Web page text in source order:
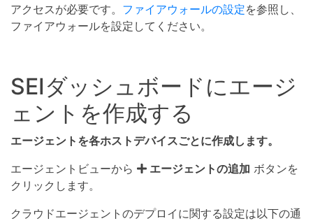
アクセスが必要です。 ファイアウォールの設定を参照し、
ファイアウォールを設定してください。
SEIダッシュボードにエージ
ェントを作成する
エージェントを各ホストデバイスごとに作成します。
エージェントビューから
エージェントの追加 ボタンを
クリックします。
クラウドエージェントのデプロイに関する設定は以下の通